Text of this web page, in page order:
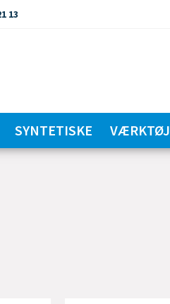
13
SYNTETISKE VÆRKTØJ